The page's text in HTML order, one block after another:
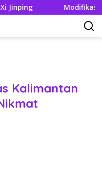
Modifikasi Ayla
Kalimantan